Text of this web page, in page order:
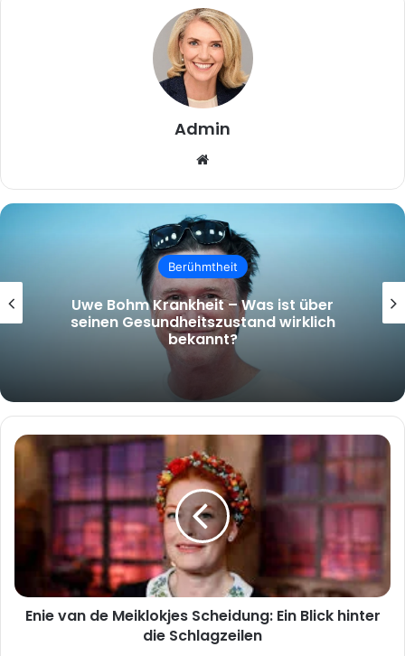
Admin
Berühmtheit
Uwe Bohm Krankheit – Was ist über
seinen Gesundheitszustand wirklich
bekannt?
Enie
Meiklokjes
die
Schlagzeilen
Enie van de Meiklokjes Scheidung: Ein Blick hinter
die Schlagzeilen